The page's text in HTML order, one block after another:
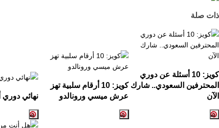
ذات صلة
كويز: 10 أسئلة عن دوري
المحترفين السعودي.. شارك
الآن
كويز: 10 أرقام سلبية تهز
عرش ميسي ورونالدو
نهائي دوري